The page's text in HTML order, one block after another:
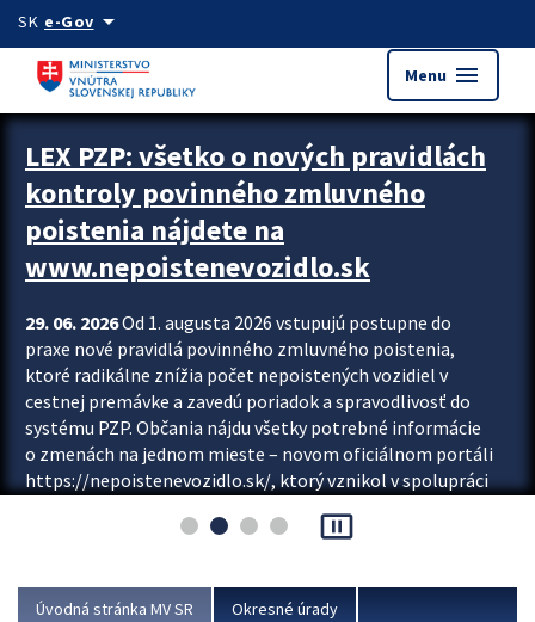
Preskocit na hlavný obsah
SK e-Govarrow_drop_down
Menu menu
Zastavit automatický posun upútavok
LEX PZP: všetko o nových pravidlách
kontroly povinného zmluvného
poistenia nájdete na
www.nepoistenevozidlo.sk
29. 06. 2026Od 1. augusta 2026 vstupujú postupne do
praxe nové pravidlá povinného zmluvného poistenia,
ktoré radikálne znížia počet nepoistených vozidiel v
cestnej premávke a zavedú poriadok a spravodlivosť do
systému PZP. Občania nájdu všetky potrebné informácie
o zmenách na jednom mieste – novom oficiálnom portáli
https://nepoistenevozidlo.sk/, ktorý vznikol v spolupráci
asociácie poisťovní (SLASPO) a Ministerstva vnútra SR.
Viac
pause_presentation
Úvodná stránka MV SR Okresné úrady